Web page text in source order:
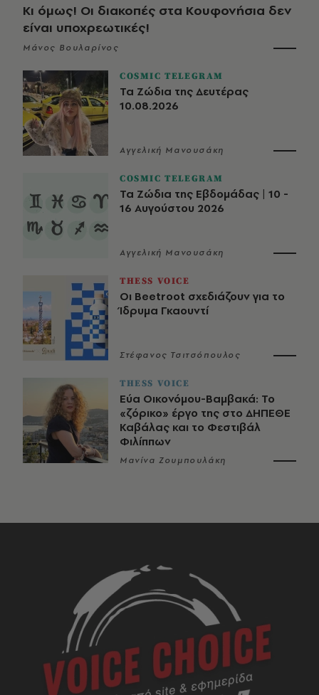
Κι όμως! Οι διακοπές στα Κουφονήσια δεν
είναι υποχρεωτικές!
Μάνος Βουλαρίνος
COSMIC TELEGRAM
Τα Ζώδια της Δευτέρας
10.08.2026
Αγγελική Μανουσάκη
COSMIC TELEGRAM
Τα Ζώδια της Εβδομάδας | 10 -
16 Αυγούστου 2026
Αγγελική Μανουσάκη
THESS VOICE
Οι Beetroot σχεδιάζουν για το
Ίδρυμα Γκαουντί
Στέφανος Τσιτσόπουλος
THESS VOICE
Εύα Οικονόμου-Βαμβακά: Το
«ζόρικο» έργο της στο ΔΗΠΕΘΕ
Καβάλας και το Φεστιβάλ
Φιλίππων
Μανίνα Ζουμπουλάκη